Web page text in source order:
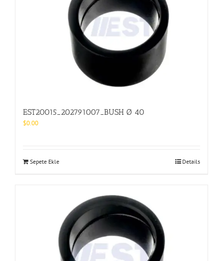
EST20015_202791007_BUSH Ø 40
$0.00
Sepete Ekle Details